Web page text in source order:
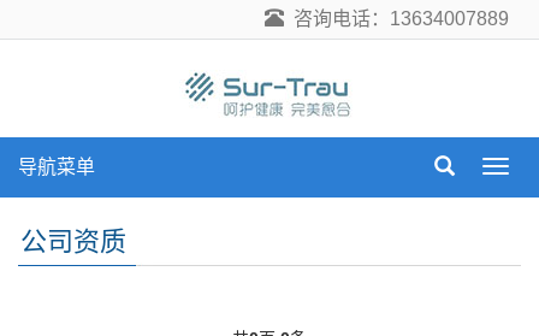
咨询电话：13634007889
导
导航菜单
公司资质